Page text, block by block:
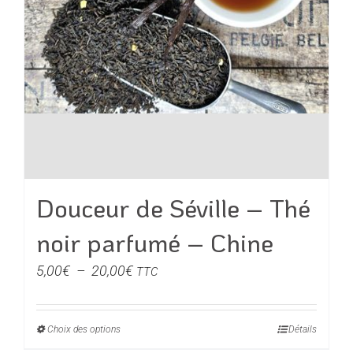
du
produit
Douceur de Séville – Thé
noir parfumé – Chine
5,00€ – 20,00€Plage
prix :
TTC
Choix des optionsCe
Détails